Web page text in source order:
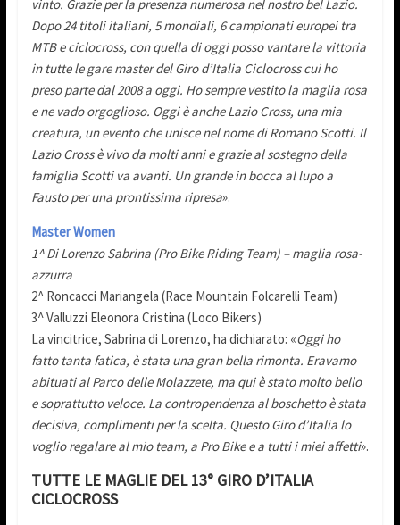
vinto. Grazie per la presenza numerosa nel nostro bel Lazio.
Dopo 24 titoli italiani, 5 mondiali, 6 campionati europei tra
MTB e ciclocross, con quella di oggi posso vantare la vittoria
in tutte le gare master del Giro d’Italia Ciclocross cui ho
preso parte dal 2008 a oggi. Ho sempre vestito la maglia rosa
e ne vado orgoglioso. Oggi è anche Lazio Cross, una mia
creatura, un evento che unisce nel nome di Romano Scotti. Il
Lazio Cross è vivo da molti anni e grazie al sostegno della
famiglia Scotti va avanti. Un grande in bocca al lupo a
Fausto per una prontissima ripresa».
Master Women
1^ Di Lorenzo Sabrina (Pro Bike Riding Team) – maglia rosa-
azzurra
2^ Roncacci Mariangela (Race Mountain Folcarelli Team)
3^ Valluzzi Eleonora Cristina (Loco Bikers)
La vincitrice, Sabrina di Lorenzo, ha dichiarato: «Oggi ho
fatto tanta fatica, è stata una gran bella rimonta. Eravamo
abituati al Parco delle Molazzete, ma qui è stato molto bello
e soprattutto veloce. La contropendenza al boschetto è stata
decisiva, complimenti per la scelta. Questo Giro d’Italia lo
voglio regalare al mio team, a Pro Bike e a tutti i miei affetti».
TUTTE LE MAGLIE DEL 13° GIRO D’ITALIA
CICLOCROSS